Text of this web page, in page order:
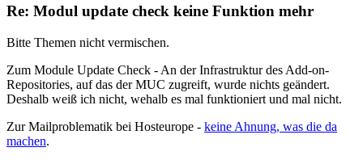
Re: Modul update check keine Funktion mehr
Bitte Themen nicht vermischen.
Zum Module Update Check - An der Infrastruktur des Add-on-
Repositories, auf das der MUC zugreift, wurde nichts geändert.
Deshalb weiß ich nicht, wehalb es mal funktioniert und mal nicht.
Zur Mailproblematik bei Hosteurope - keine Ahnung, was die da
machen.